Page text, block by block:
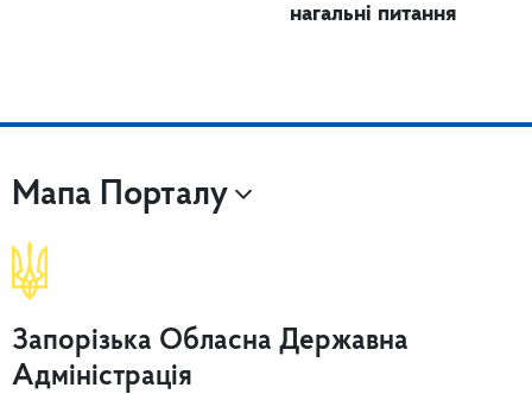
нагальні питання
Мапа Порталу
Запорізька Обласна Державна
Адміністрація